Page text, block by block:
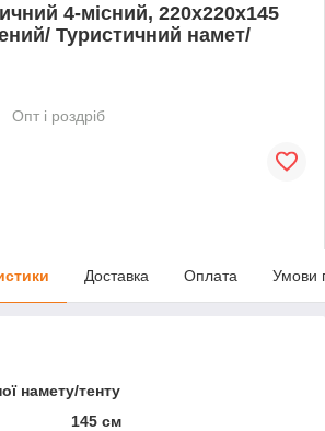
4-місний, 220х220х145
Туристичний намет/
Опт і роздріб
Доставка Оплата Умови
намету/тенту
145 см